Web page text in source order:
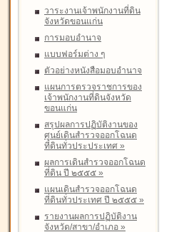
วาระงานเจ้าพนักงานที่ดิน
จังหวัดขอนแก่น
การมอบอำนาจ
แบบฟอร์มต่าง ๆ
ตัวอย่างหนังสือมอบอำนาจ
แผนการตรวจราชการของ
เจ้าพนักงานที่ดินจังหวัด
ขอนแก่น
สรุปผลการปฏิบัติงานของ
ศูนย์เดินสำรวจออกโฉนด
ที่ดินทั่วประประเทศ »
ผลการเดินสำรวจออกโฉนด
ที่ดิน ปี ๒๕๕๕ »
แผนเดินสำรวจออกโฉนด
ที่ดินทั่วประเทศ ปี ๒๕๕๕ »
รายงานผลการปฏิบัติงาน
จังหวัด/สาขา/อำเภอ »